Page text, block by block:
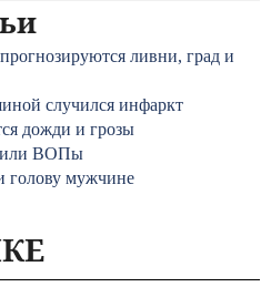
ливни, град и
случился инфаркт
дожди и грозы
ВОПы
голову мужчине